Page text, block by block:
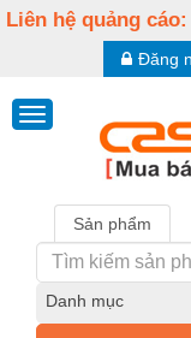
Liên hệ quảng cáo:
Đăng
Sản phẩm
Danh mục